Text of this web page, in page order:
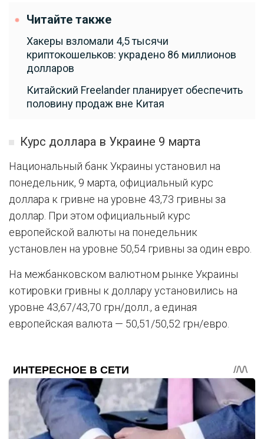
Читайте также
Хакеры взломали 4,5 тысячи
криптокошельков: украдено 86 миллионов
долларов
Китайский Freelander планирует обеспечить
половину продаж вне Китая
Курс доллара в Украине 9 марта
Национальный банк Украины установил на
понедельник, 9 марта, официальный курс
доллара к гривне на уровне 43,73 гривны за
доллар. При этом официальный курс
европейской валюты на понедельник
установлен на уровне 50,54 гривны за один евро.
На межбанковском валютном рынке Украины
котировки гривны к доллару установились на
уровне 43,67/43,70 грн/долл., а единая
европейская валюта — 50,51/50,52 грн/евро.